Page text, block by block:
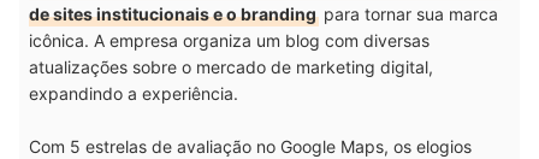
de sites institucionais e o branding para tornar sua marca
icônica. A empresa organiza um blog com diversas
atualizações sobre o mercado de marketing digital,
expandindo a experiência.
Com 5 estrelas de avaliação no Google Maps, os elogios